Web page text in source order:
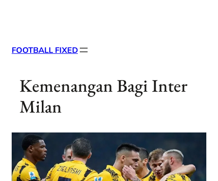
FOOTBALL FIXED
Kemenangan Bagi Inter
Milan